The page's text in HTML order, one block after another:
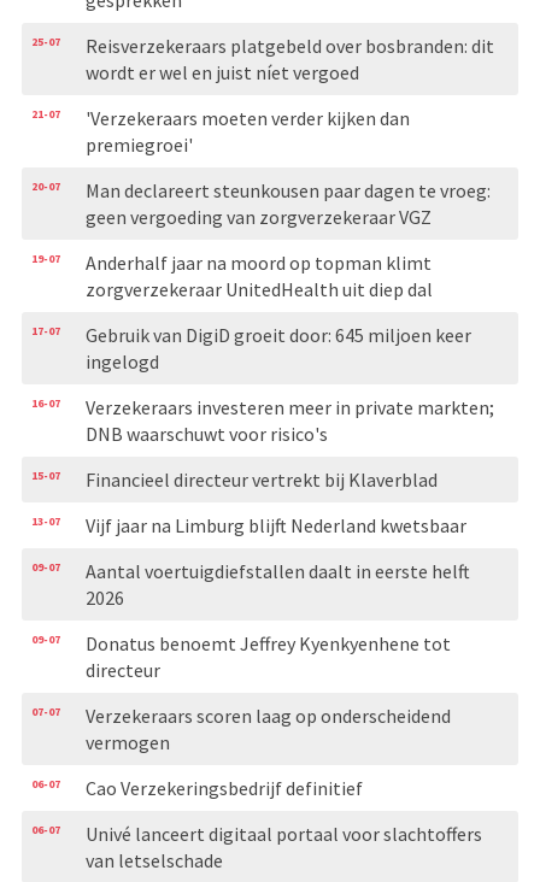
25-07
Reisverzekeraars platgebeld over bosbranden: dit
wordt er wel en juist níet vergoed
21-07
'Verzekeraars moeten verder kijken dan
premiegroei'
20-07
Man declareert steunkousen paar dagen te vroeg:
geen vergoeding van zorgverzekeraar VGZ
19-07
Anderhalf jaar na moord op topman klimt
zorgverzekeraar UnitedHealth uit diep dal
17-07
Gebruik van DigiD groeit door: 645 miljoen keer
ingelogd
16-07
Verzekeraars investeren meer in private markten;
DNB waarschuwt voor risico's
15-07 Financieel directeur vertrekt bij Klaverblad
13-07 Vijf jaar na Limburg blijft Nederland kwetsbaar
09-07
Aantal voertuigdiefstallen daalt in eerste helft
2026
09-07
Donatus benoemt Jeffrey Kyenkyenhene tot
directeur
07-07
Verzekeraars scoren laag op onderscheidend
vermogen
06-07 Cao Verzekeringsbedrijf definitief
06-07
Univé lanceert digitaal portaal voor slachtoffers
van letselschade